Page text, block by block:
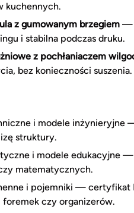
kuchennych.
z gumowanym brzegiem —
i stabilna podczas druku.
z pochłaniaczem
bez konieczności suszenia.
i modele inżynieryjne
struktury.
i modele edukacyjne
matematycznych.
i pojemniki — certyfikat
foremek czy organizerów.